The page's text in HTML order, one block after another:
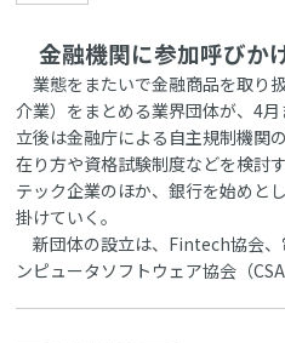
金融機関に参加呼びか
業態をまたいで金融商品を取り
介業）をまとめる業界団体が、4
立後は金融庁による自主規制機関
在り方や資格試験制度などを検討
テック企業のほか、銀行を始めと
掛けていく。
新団体の設立は、Fintech協会、
ンピュータソフトウェア協会（